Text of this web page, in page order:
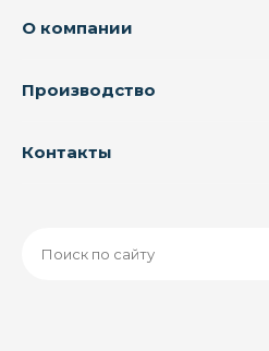
О компании
Производство
Контакты